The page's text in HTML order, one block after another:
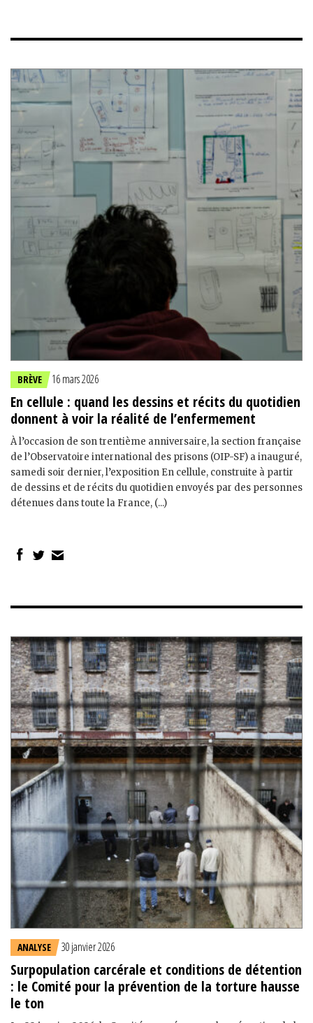
BRÈVE 16 mars 2026
En cellule : quand les dessins et récits du quotidien
donnent à voir la réalité de l’enfermement
À l’occasion de son trentième anniversaire, la section française
de l’Observatoire international des prisons (OIP-SF) a inauguré,
samedi soir dernier, l’exposition En cellule, construite à partir
de dessins et de récits du quotidien envoyés par des personnes
détenues dans toute la France, (...)
ANALYSE 30 janvier 2026
Surpopulation carcérale et conditions de détention
: le Comité pour la prévention de la torture hausse
le ton